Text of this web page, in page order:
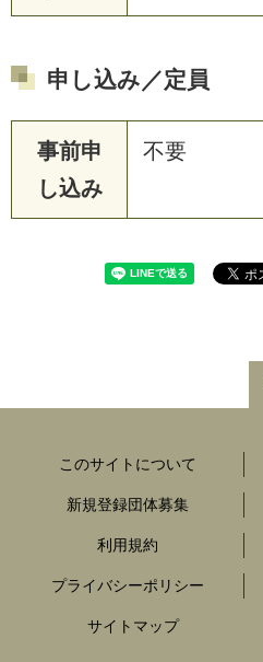
申し込み／定員
事前申
し込み
不要
このサイトについて
新規登録団体募集
利用規約
プライバシーポリシー
サイトマップ